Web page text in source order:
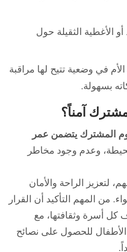
الأغطية الثقيلة حول
في وضعية تتيح لها مراقبة
بسهولة.
آمناً؟
المشترك يتضمن عمر
وعدم وجود مخاطر
لتعزيز الراحة والأمان
من المهم التأكيد أن القرار
كل أسرة وثقافتها، مع
للحصول على نصائح